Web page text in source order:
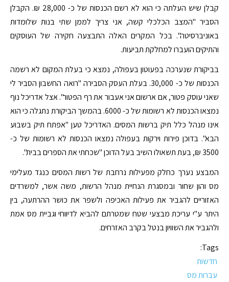
קבלן שיש העלתה כי הוא לא רשם הכנסות של כ- 28,000 ₪. הקבלן
הסביר "המצב הכלכלי קשה, אני צריך לממן שתי בנות שלומדות
באוניברסיטה". בכל המקרים האלה התבצעה חקירה של העוסקים
והתיקים הועברו למחלקת תביעות.
בביקורת שנערכה בפעוטון בעפולה, נמצא כי בעלת המקום לא רשמה
הכנסות של כ- 30,000. בעלת העסק הסבירה "רואה החשבון הסביר לי
שאני עוסק פטור, אם ארשום אני אעבור את רף הפטור". אצל אדריכל נוף
נמצאו הכנסות לא רשומות של כ- 6000. בהמשך הביקורת נתגלה כי הוא
אינו מנהל כלל תיק ברשות המסים. האדריכל טען "אפתח תיק בשבוע
הבא". בדוכן פירות וירקות בעפולה נמצאו הכנסות לא רשומות של כ-
3500 ₪, בעת תשאולו השיב בעל הדוכן "שכחתי את הספרים בבית".
המבצע נערך כחלק מפעילות נרחבת של רשות המסים כנגד מעלימי
מס והון שחור ובמסגרת הנחיית מנהל הרשות, משה אשר, למשרדים
האזוריים להגביר את פעילות האכיפה ולשפר את כושר ההרתעה, בין
היתר ע"י עריכת מבצעי שטח שמטרתם להביא לדיווחי וגביית מס אמת
ולהגביר את השוויון בנטל בקרב האזרחים.
Tags:
חדשות
עברות מס